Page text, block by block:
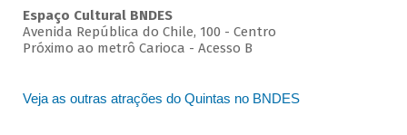
Espaço Cultural BNDES
Avenida República do Chile, 100 - Centro
Próximo ao metrô Carioca - Acesso B
Veja as outras atrações do Quintas no BNDES